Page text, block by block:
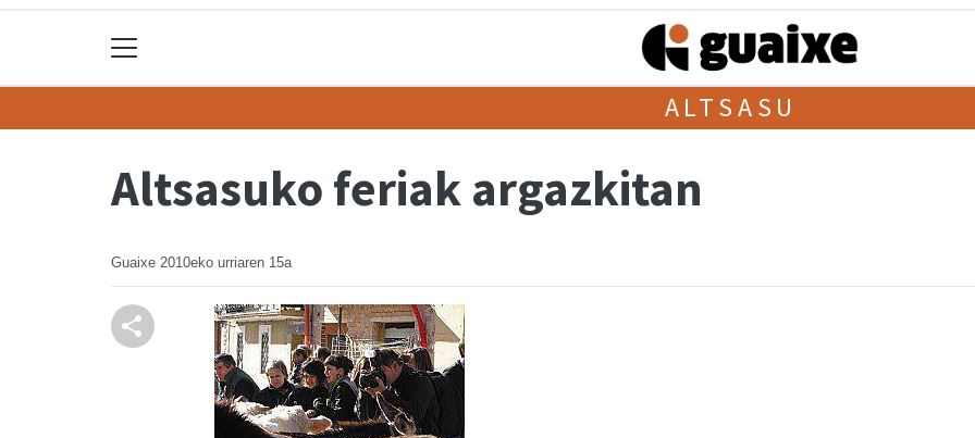
ALTSASU
Altsasuko feriak argazkitan
Guaixe 2010eko urriaren 15a